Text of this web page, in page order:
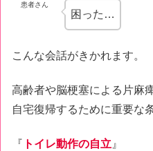
患者さん
困った…
こんな会話がきかれます。
高齢者や脳梗塞による片麻
自宅復帰するために重要な
『 トイレ動作の自立』